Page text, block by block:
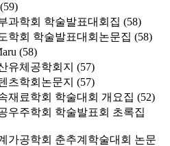
(59)
과학회 학술발표대회집 (58)
학회 학술발표대회논문집 (58)
(58)
유체공학회지 (57)
츠학회논문지 (57)
재료학회 학술대회 개요집 (52)
우주학회 학술발표회 초록집
가공학회 춘추계학술대회 논문